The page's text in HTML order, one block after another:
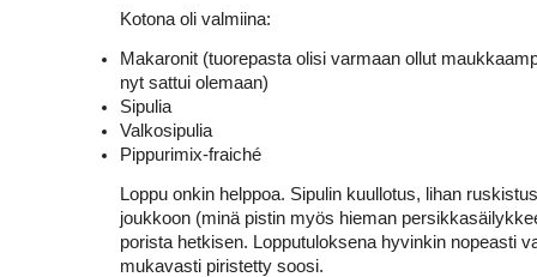
Kotona oli valmiina:
Makaronit (tuorepasta olisi varmaan ollut
nyt sattui olemaan)
Sipulia
Valkosipulia
Pippurimix-fraiché
Loppu onkin helppoa. Sipulin kuullotus, lihan
joukkoon (minä pistin myös hieman
porista hetkisen. Lopputuloksena hyvinkin nopeasti
mukavasti piristetty soosi.